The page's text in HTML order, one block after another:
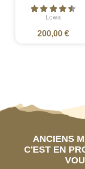
Lowa
200,00 €
ANCIENS
C'EST EN